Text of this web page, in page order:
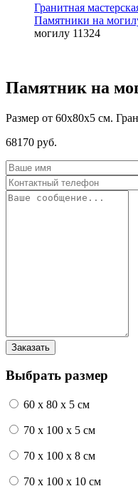
Гранитная
Памятники на
могилу 11324
Памятник на
Размер от 60х80х5 см.
68170 руб.
Выбрать размер
60 x 80 x 5 см
70 x 100 x 5 см
70 x 100 x 8 см
70 x 100 x 10 см